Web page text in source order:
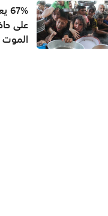
على
الموت